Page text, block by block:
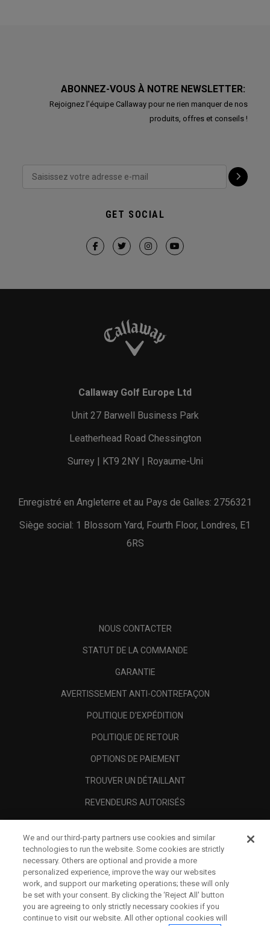
ABONNEZ-VOUS À NOTRE NEWSLETTER:
Rejoignez l'équipe Callaway pour ne rien manquer de nos
produits, offres et conseils !
GET SOCIAL
Callaway Golf Europe Ltd
Unit 27 Barwell Business Park
Leatherhead Road Chessington
Surrey | KT9 2NY | Royaume-Uni
Enregistré en Angleterre et au Pays de Galles: 2756321
Siège social: 1 Blossom Yard, Fourth Floor, Londres, E1
6RS
NOUS CONTACTER
STATUT DE LA COMMANDE
GARANTIE
AVERTISSEMENT ANTI-CONTREFAÇON
POLITIQUE D'EXPÉDITION
POLITIQUE DE RETOUR
OPTIONS DE PAIEMENT
TROUVER UN DÉTAILLANT
REVENDEURS AUTORISÉS
A PROPOS
MENTIONS LÉGALES
We and our third-party partners use cookies and similar
technologies to run the website. Some cookies are strictly
necessary. Others are optional and provide a more
personalized experience, improve the way our websites
work, and support our marketing operations; these will only
be set with your consent. By clicking the ‘Reject All' button
you are agreeing to only strictly necessary cookies if you
continue to visit our website. All other optional cookies will